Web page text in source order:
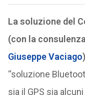
La soluzione del
(con la
Giuseppe Vaciago)
“soluzione
sia il GPS sia